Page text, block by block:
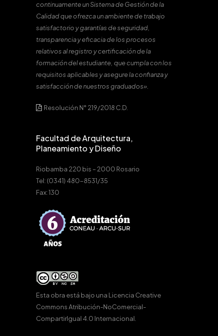
continuamente un Sistema de Gestión de la
Calidad que ofrezca un ambiente de trabajo
satisfactorio y garantías de seguridad,
transparencia y eficacia de los procesos
relativos al registro y certificación de la
formación del estudiante, que cumpla con los
requisitos aplicables y asegure la confianza y
satisfacción de nuestros graduados».
Resolución N° 219/2018 C.D.
Facultad de Arquitectura,
Planeamiento y Diseño
Riobamba 220 bis – 2000 Rosario
Tel: (0341) 480-8531/35
Fax: 130
Esta obra está bajo una Licencia Creative
Commons Atribución-NoComercial-
CompartirIgual 4.0 Internacional.